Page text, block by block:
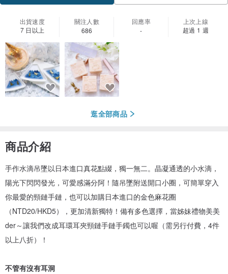
出貨速度
7 日以上
關注人數
686
回應率
-
上次上線
超過 1 週
逛全部商品
商品介紹
手作水滴吊墜以日本進口真花點綴，獨一無二。晶凝通透的小水滴，
陽光下閃閃發光，可愛感滿分阿！隨吊墜附送開口小圈，可簡單穿入
你最愛的頸鏈手鏈，也可以加購日本進口的金色麻花圈
（NTD20/HKD5），更加清新獨特！備有多色選擇，當姊妹禮物美美
der～讓我們改成耳環耳夾頸鏈手鏈手鐲也可以喔（需另行付費，4件
以上八折）！
不管有沒有耳洞